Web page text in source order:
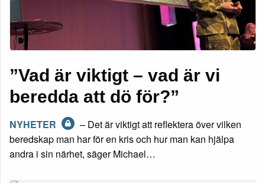
”Vad är viktigt – vad är vi
beredda att dö för?”
NYHETER
– Det är viktigt att reflektera över vilken
beredskap man har för en kris och hur man kan hjälpa
andra i sin närhet, säger Michael…